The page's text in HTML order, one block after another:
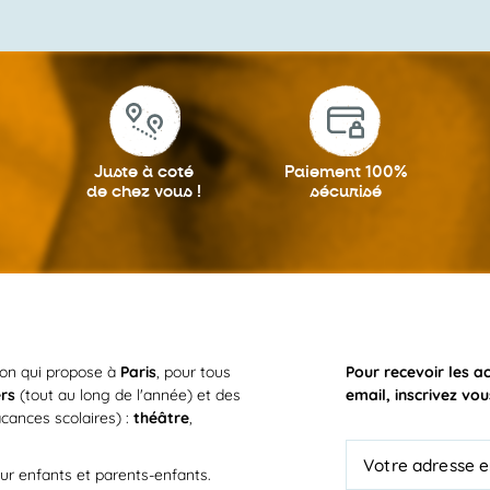
24
AOÛT
Juste à coté
de chez vous !
Paiement 100%
sécurisé
qui propose à Paris, pour tous
(tout au long de l'année) et des
scolaires) :théâtre,
enfants et parents-enfants.
Pour recevoir les
email, inscrivez